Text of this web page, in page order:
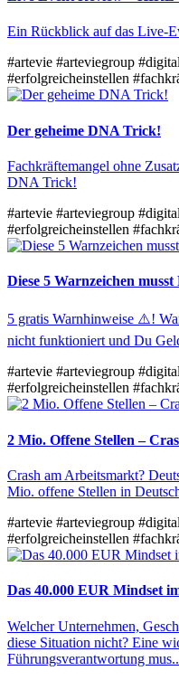
Ein Rückblick auf das Live-
#artevie #arteviegroup
#erfolgreicheinstellen
Der geheime DNA Trick!
Fachkräftemangel ohne
DNA Trick!
#artevie #arteviegroup
#erfolgreicheinstellen
Diese 5 Warnzeichen
5 gratis Warnhinweise ⚠️!
nicht funktioniert und Du
#artevie #arteviegroup
#erfolgreicheinstellen
2 Mio. Offene Stellen –
Crash am Arbeitsmarkt?
Mio. offene Stellen in
#artevie #arteviegroup
#erfolgreicheinstellen
Das 40.000 EUR Mindset
Welcher Unternehmen,
diese Situation nicht? Eine
Führungsverantwortung